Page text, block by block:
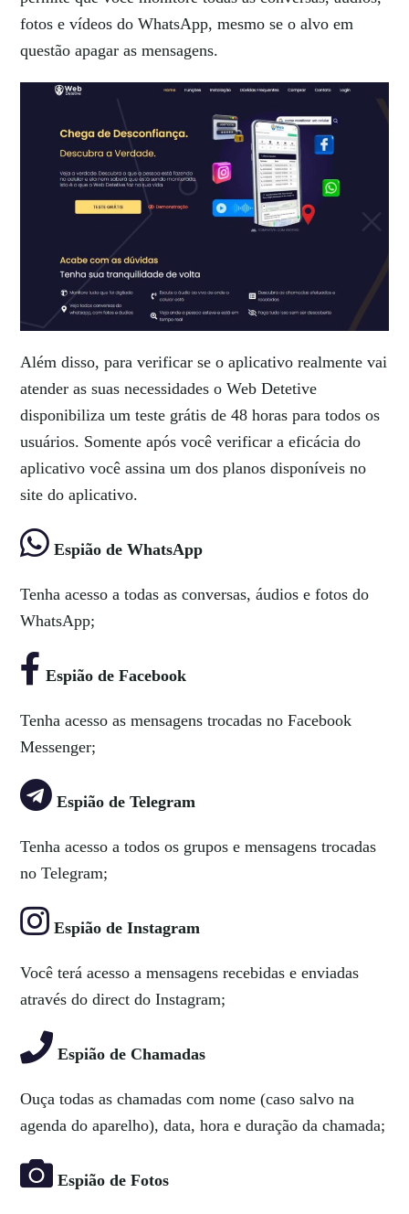
fotos e vídeos do WhatsApp, mesmo se o alvo em
questão apagar as mensagens.
Além disso, para verificar se o aplicativo realmente vai
atender as suas necessidades o Web Detetive
disponibiliza um teste grátis de 48 horas para todos os
usuários. Somente após você verificar a eficácia do
aplicativo você assina um dos planos disponíveis no
site do aplicativo.
Espião de WhatsApp
Tenha acesso a todas as conversas, áudios e fotos do
WhatsApp;
Espião de Facebook
Tenha acesso as mensagens trocadas no Facebook
Messenger;
Espião de Telegram
Tenha acesso a todos os grupos e mensagens trocadas
no Telegram;
Espião de Instagram
Você terá acesso a mensagens recebidas e enviadas
através do direct do Instagram;
Espião de Chamadas
Ouça todas as chamadas com nome (caso salvo na
agenda do aparelho), data, hora e duração da chamada;
Espião de Fotos